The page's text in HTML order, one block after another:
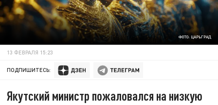
ФОТО: ЦАРЬГРАД
13 ФЕВРАЛЯ 15:23
ПОДПИШИТЕСЬ:
Якутский министр пожаловался на низкую